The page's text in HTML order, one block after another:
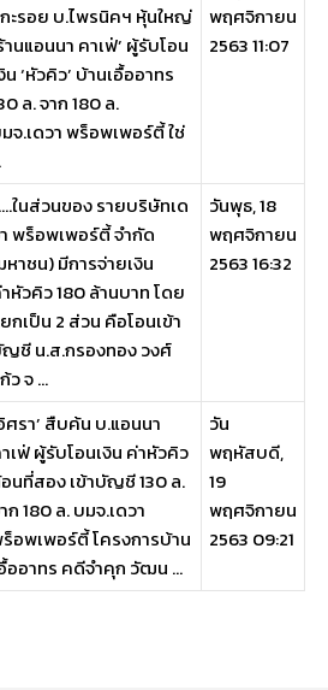
ะรอย บ.ไพรนิคฯ หุ้นใหญ่
านแอนนา คาเฟ่’ ผู้รับโอน
น ‘หัวคิว’ บ้านเอื้ออาทร
ล. จาก 180 ล.
จ.เดวา พร็อพเพอร์ตี้ ใช่
พฤศจิกายน
2563 11:07
ในส่วนของ รายบริษัทเด
พร็อพเพอร์ตี้ จํากัด
หาชน) มีการจ่ายเงิน
หัวคิว 180 ล้านบาท โดย
กเป็น 2 ส่วน คือโอนเข้า
ชี น.ส.กรองทอง วงศ์
ว จ ...
วันพุธ, 18
พฤศจิกายน
2563 16:32
ศรา’ สืบค้น บ.แอนนา
เฟ่ ผู้รับโอนเงิน ค่าหัวคิว
นที่สอง เข้าบัญชี 130 ล.
ก 180 ล. บมจ.เดวา
อพเพอร์ตี้ โครงการบ้าน
ออาทร คดีจำคุก วัฒน ...
วัน
พฤหัสบดี,
19
พฤศจิกายน
2563 09:21